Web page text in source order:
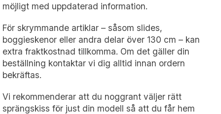
möjligt med uppdaterad information.
För skrymmande artiklar – såsom slides,
boggieskenor eller andra delar över 130 cm – kan
extra fraktkostnad tillkomma. Om det gäller din
beställning kontaktar vi dig alltid innan ordern
bekräftas.
Vi rekommenderar att du noggrant väljer rätt
sprängskiss för just din modell så att du får hem